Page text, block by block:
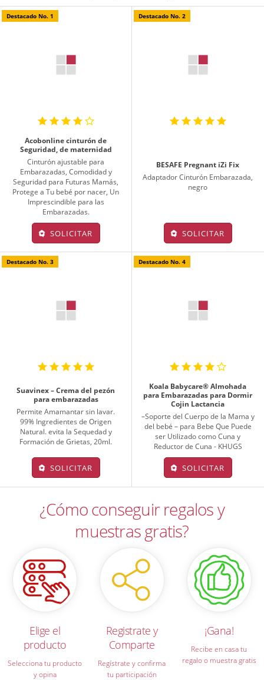
Destacado No. 1
Acobonline cinturón de
Seguridad, de maternidad
Cinturón ajustable para
Embarazadas, Comodidad y
Seguridad para Futuras Mamás,
Protege a Tu bebé por nacer, Un
Imprescindible para las
Embarazadas.
SOLICITAR
Destacado No. 2
BESAFE Pregnant iZi Fix
Adaptador Cinturón Embarazada,
negro
SOLICITAR
Destacado No. 3
Suavinex – Crema del pezón
para embarazadas
Permite Amamantar sin lavar.
99% Ingredientes de Origen
Natural. evita la Sequedad y
Formación de Grietas, 20ml.
SOLICITAR
Destacado No. 4
Koala Babycare® Almohada
para Embarazadas para Dormir
Cojin Lactancia
–Soporte del Cuerpo de la Mama y
del bebé – para Bebe Que Puede
ser Utilizado como Cuna y
Reductor de Cuna - KHUGS
SOLICITAR
¿Cómo conseguir regalos y
muestras gratis?
Elige el
producto
Selecciona tu producto
y opina
Registrate y
Comparte
Regístrate y confirma
tu participación
¡Gana!
Recibe en casa tu
regalo o muestra gratis